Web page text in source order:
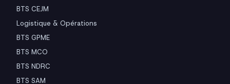
BTS CEJM
Logistique & Opérations
BTS GPME
BTS MCO
BTS NDRC
BTS SAM